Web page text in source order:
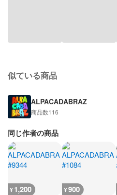
似ている商品
ALPACADABRAZ
商品数116
同じ作者の商品
¥1,200 ¥900